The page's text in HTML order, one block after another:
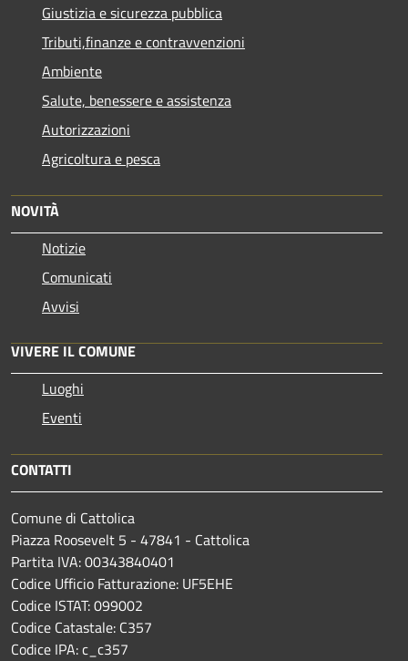
Giustizia e sicurezza pubblica
Tributi,finanze e contravvenzioni
Ambiente
Salute, benessere e assistenza
Autorizzazioni
Agricoltura e pesca
NOVITÀ
Notizie
Comunicati
Avvisi
VIVERE IL COMUNE
Luoghi
Eventi
CONTATTI
Comune di Cattolica
Piazza Roosevelt 5 - 47841 - Cattolica
Partita IVA: 00343840401
Codice Ufficio Fatturazione: UF5EHE
Codice ISTAT: 099002
Codice Catastale: C357
Codice IPA: c_c357